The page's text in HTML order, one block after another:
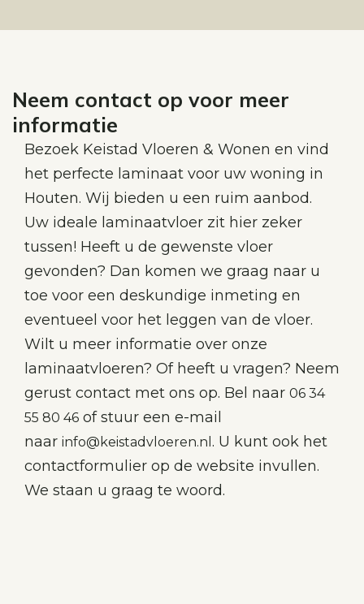
Neem contact op voor meer
informatie
Bezoek Keistad Vloeren & Wonen en vind
het perfecte laminaat voor uw woning in
Houten. Wij bieden u een ruim aanbod.
Uw ideale laminaatvloer zit hier zeker
tussen! Heeft u de gewenste vloer
gevonden? Dan komen we graag naar u
toe voor een deskundige inmeting en
eventueel voor het leggen van de vloer.
Wilt u meer informatie over onze
laminaatvloeren? Of heeft u vragen? Neem
gerust contact met ons op. Bel naar 06 34
55 80 46 of stuur een e-mail
naar info@keistadvloeren.nl . U kunt ook het
contactformulier op de website invullen.
We staan u graag te woord.